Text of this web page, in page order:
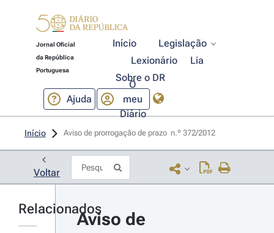
Jornal Oficial
da República
Portuguesa
Início
Legislação
Lexionário
Lia
Sobre o DR
Ajuda
O
meu
Diário
Início Aviso de prorrogação de prazo  n.º 372/2012
Voltar
Relacionados
Aviso de